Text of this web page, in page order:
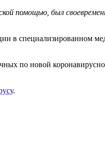
помощью, был
в специализированном
по новой
.